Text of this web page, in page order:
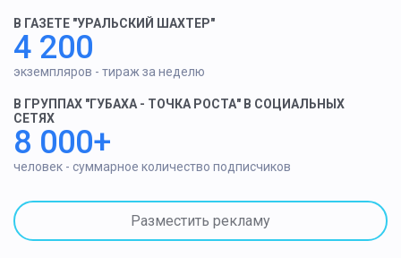
В ГАЗЕТЕ "УРАЛЬСКИЙ ШАХТЕР"
4 200
экземпляров - тираж за неделю
В ГРУППАХ "ГУБАХА - ТОЧКА РОСТА" В СОЦИАЛЬНЫХ
СЕТЯХ
8 000+
человек - суммарное количество подписчиков
Разместить рекламу